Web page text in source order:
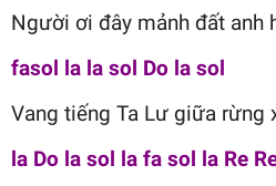
Người ơi đây mảnh đất anh
fasol la la sol Do la sol
Vang tiếng Ta Lư giữa rừng
la Do la sol la fa sol la Re